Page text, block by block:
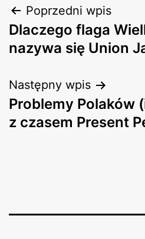
Nawigacja
wpisu
Poprzedni wpis
Dlaczego flaga
nazywa się Union
Następny wpis
Problemy Polaków
z czasem Present